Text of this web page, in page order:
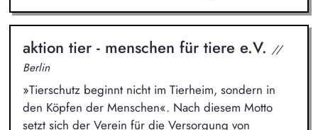
aktion tier - menschen für tiere e.V. //
Berlin
»Tierschutz beginnt nicht im Tierheim, sondern in
den Köpfen der Menschen«. Nach diesem Motto
setzt sich der Verein für die Versorgung von